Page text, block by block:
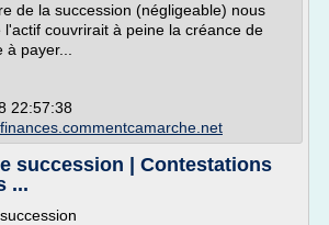
de la succession (négligeable) nous
couvrirait à peine la créance de
payer...
22:57:38
succession | Contestations
...